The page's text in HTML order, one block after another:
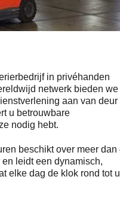
in privéhanden
netwerk bieden we
aan van deur
u betrouwbare
nodig hebt.
beschikt over meer dan
leidt een dynamisch,
elke dag de klok rond tot